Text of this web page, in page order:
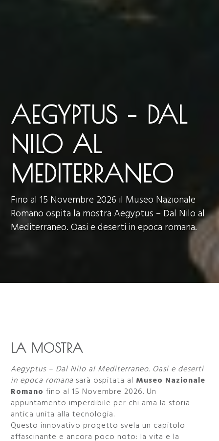
AEGYPTUS – DAL
NILO AL
MEDITERRANEO
Fino al 15 Novembre 2026 il Museo Nazionale
Romano ospita la mostra Aegyptus – Dal Nilo al
Mediterraneo. Oasi e deserti in epoca romana.
LA MOSTRA
Aegyptus – Dal Nilo al Mediterraneo. Oasi e deserti
in epoca romana sarà ospitata al Museo Nazionale
Romano fino al 15 Novembre 2026. Un
appuntamento imperdibile per chi ama la storia
antica unita alla tecnologia.
Questo innovativo progetto svela un capitolo
affascinante e ancora poco noto: la vita e la